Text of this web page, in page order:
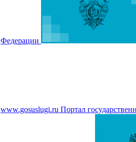
Федерации
www.gosuslugi.ru Портал